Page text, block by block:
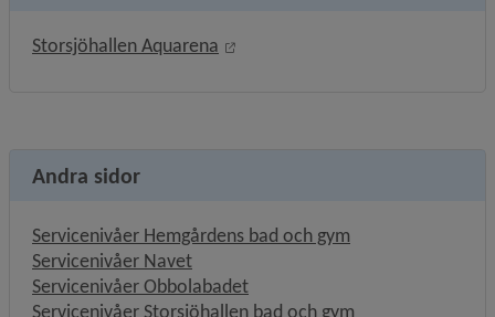
Storsjöhallen Aquarena Öppnas i nytt fönster.
Andra sidor
Servicenivåer Hemgårdens bad och gym
Servicenivåer Navet
Servicenivåer Obbolabadet
Servicenivåer Storsjöhallen bad och gym